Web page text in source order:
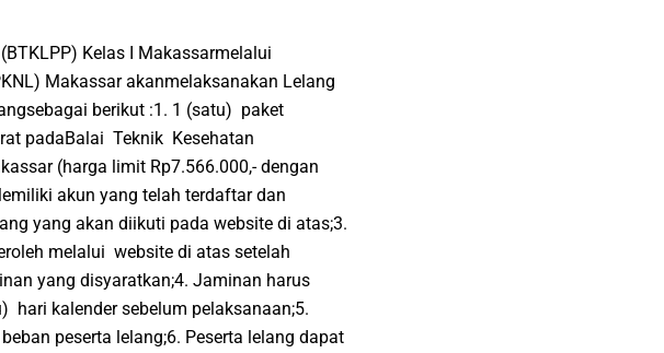
Kelas I Makassarmelalui
Makassar akanmelaksanakan Lelang
berikut :1. 1 (satu) paket
padaBalai Teknik Kesehatan
(harga limit Rp7.566.000,- dengan
akun yang telah terdaftar dan
yang akan diikuti pada website di atas;3.
melalui website di atas setelah
yang disyaratkan;4. Jaminan harus
kalender sebelum pelaksanaan;5.
peserta lelang;6. Peserta lelang dapat